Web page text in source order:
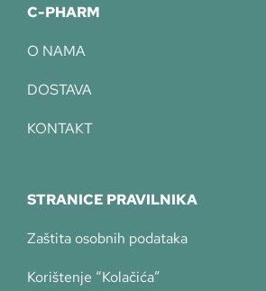
C-PHARM
O NAMA
DOSTAVA
KONTAKT
STRANICE PRAVILNIKA
Zaštita osobnih podataka
Korištenje “Kolačića”